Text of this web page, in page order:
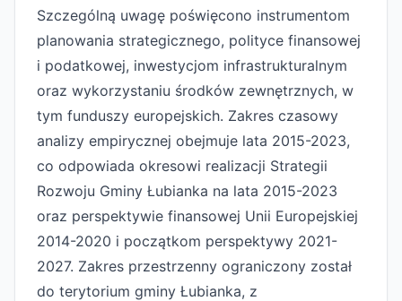
Szczególną uwagę poświęcono instrumentom
planowania strategicznego, polityce finansowej
i podatkowej, inwestycjom infrastrukturalnym
oraz wykorzystaniu środków zewnętrznych, w
tym funduszy europejskich. Zakres czasowy
analizy empirycznej obejmuje lata 2015-2023,
co odpowiada okresowi realizacji Strategii
Rozwoju Gminy Łubianka na lata 2015-2023
oraz perspektywie finansowej Unii Europejskiej
2014-2020 i początkom perspektywy 2021-
2027. Zakres przestrzenny ograniczony został
do terytorium gminy Łubianka, z